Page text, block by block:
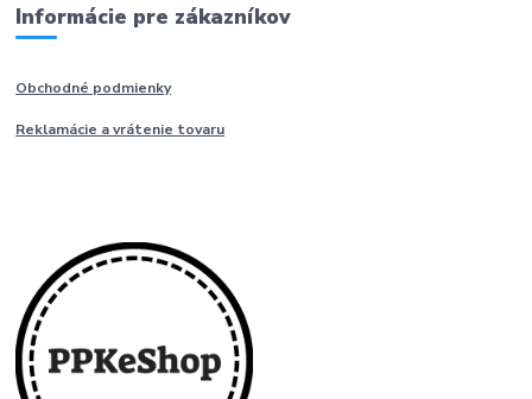
Informácie pre zákazníkov
Obchodné podmienky
Reklamácie a vrátenie tovaru